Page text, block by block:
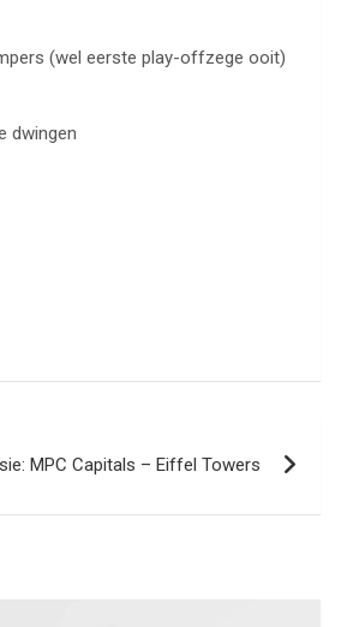
(wel eerste play-offzege ooit)
dwingen
MPC Capitals – Eiffel Towers